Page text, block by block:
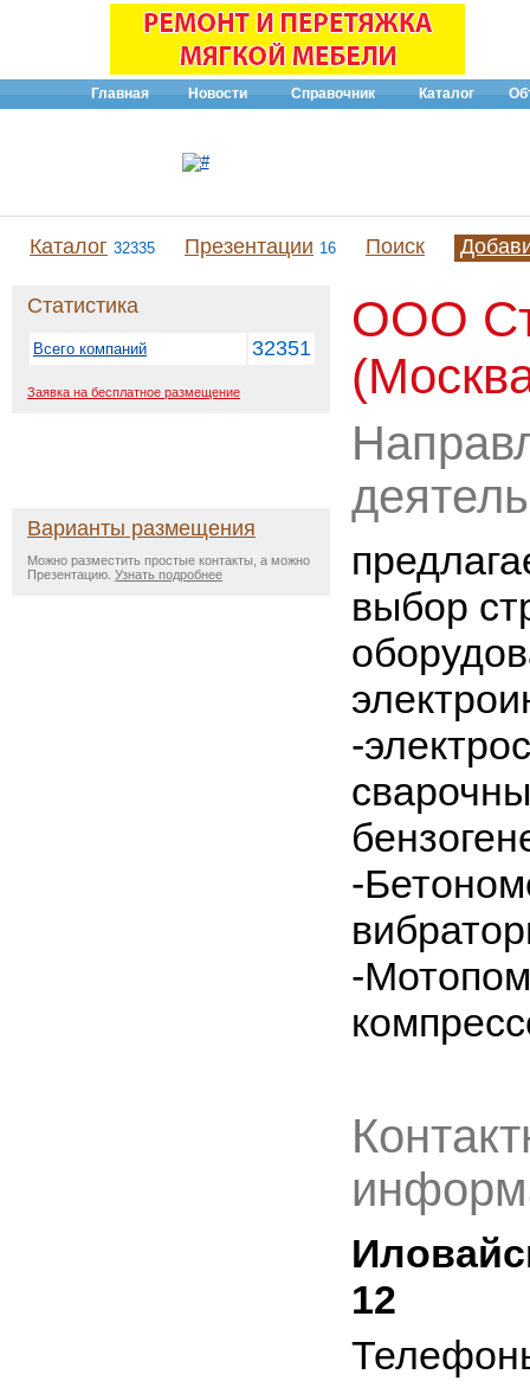
Главная Новости Справочник Каталог
Каталог 32335 Презентации 16 Поиск
Статистика
Всего компаний 32351
Заявка на бесплатное размещение
Варианты размещения
Можно разместить простые контакты, а можно
Презентацию. Узнать подробнее
ООО
выбор
-
-
-
12